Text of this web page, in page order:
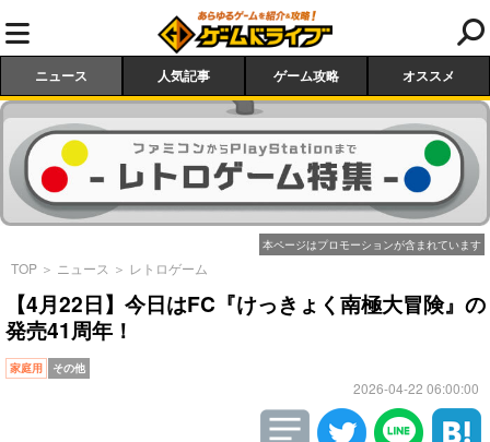
ニュース 人気記事 ゲーム攻略 オススメ
本ページはプロモーションが含まれています
TOP ＞ ニュース ＞ レトロゲーム
【4月22日】今日はFC『けっきょく南極大冒険』の
発売41周年！
家庭用 その他
2026-04-22 06:00:00